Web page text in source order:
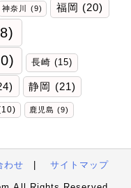
神奈川 (9) 福岡 (20)
長崎 (15)
静岡 (21)
鹿児島 (9)
わせ サイトマップ